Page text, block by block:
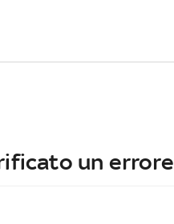
un errore